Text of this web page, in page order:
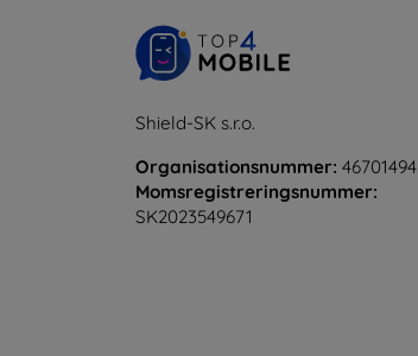
Shield-SK s.r.o.
Organisationsnummer: 46701494
Momsregistreringsnummer:
SK2023549671